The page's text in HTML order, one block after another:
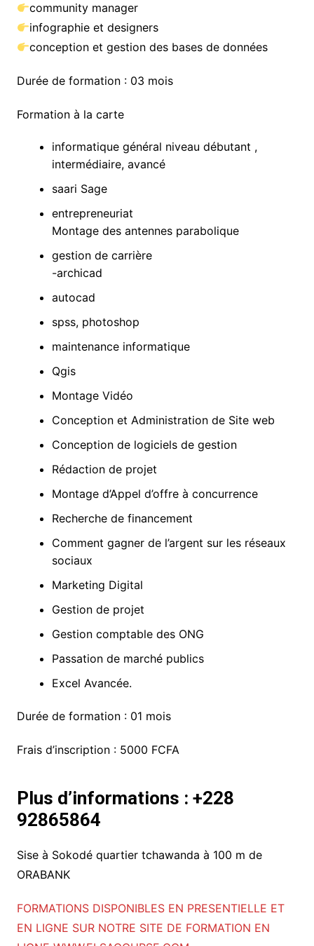
community manager
infographie et designers
conception et gestion des bases de données
Durée de formation : 03 mois
Formation à la carte
informatique général niveau débutant ,
intermédiaire, avancé
saari Sage
entrepreneuriat
Montage des antennes parabolique
gestion de carrière
-archicad
autocad
spss, photoshop
maintenance informatique
Qgis
Montage Vidéo
Conception et Administration de Site web
Conception de logiciels de gestion
Rédaction de projet
Montage d’Appel d’offre à concurrence
Recherche de financement
Comment gagner de l’argent sur les réseaux
sociaux
Marketing Digital
Gestion de projet
Gestion comptable des ONG
Passation de marché publics
Excel Avancée.
Durée de formation : 01 mois
Frais d’inscription : 5000 FCFA
Plus d’informations : +228
92865864
Sise à Sokodé quartier tchawanda à 100 m de
ORABANK
FORMATIONS DISPONIBLES EN PRESENTIELLE ET
EN LIGNE SUR NOTRE SITE DE FORMATION EN